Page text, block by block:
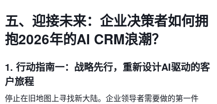
五、迎接未来：企业决策者如何拥
抱2026年的AI CRM浪潮？
1. 行动指南一：战略先行，重新设计AI驱动的客
户旅程
停止在旧地图上寻找新大陆。企业领导者需要做的第一件